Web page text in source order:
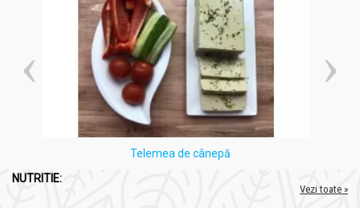
Telemea de cânepă
NUTRITIE:
Vezi toate »